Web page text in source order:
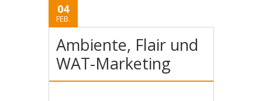
04
FEB.
Ambiente, Flair und
WAT-Marketing